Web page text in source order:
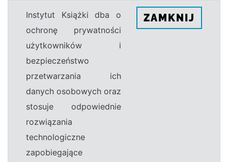
Instytut Książki dba o
ochronę prywatności
użytkowników i
bezpieczeństwo
przetwarzania ich
danych osobowych oraz
stosuje odpowiednie
rozwiązania
technologiczne
zapobiegające
ZAMKNIJ